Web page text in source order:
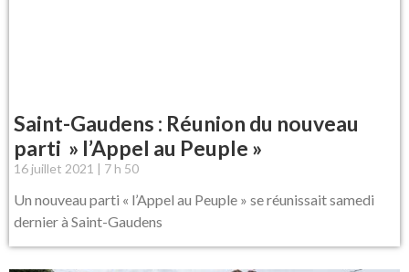
Saint-Gaudens : Réunion du nouveau
parti » l’Appel au Peuple »
16 juillet 2021 7 h 50
Un nouveau parti « l’Appel au Peuple » se réunissait samedi
dernier à Saint-Gaudens